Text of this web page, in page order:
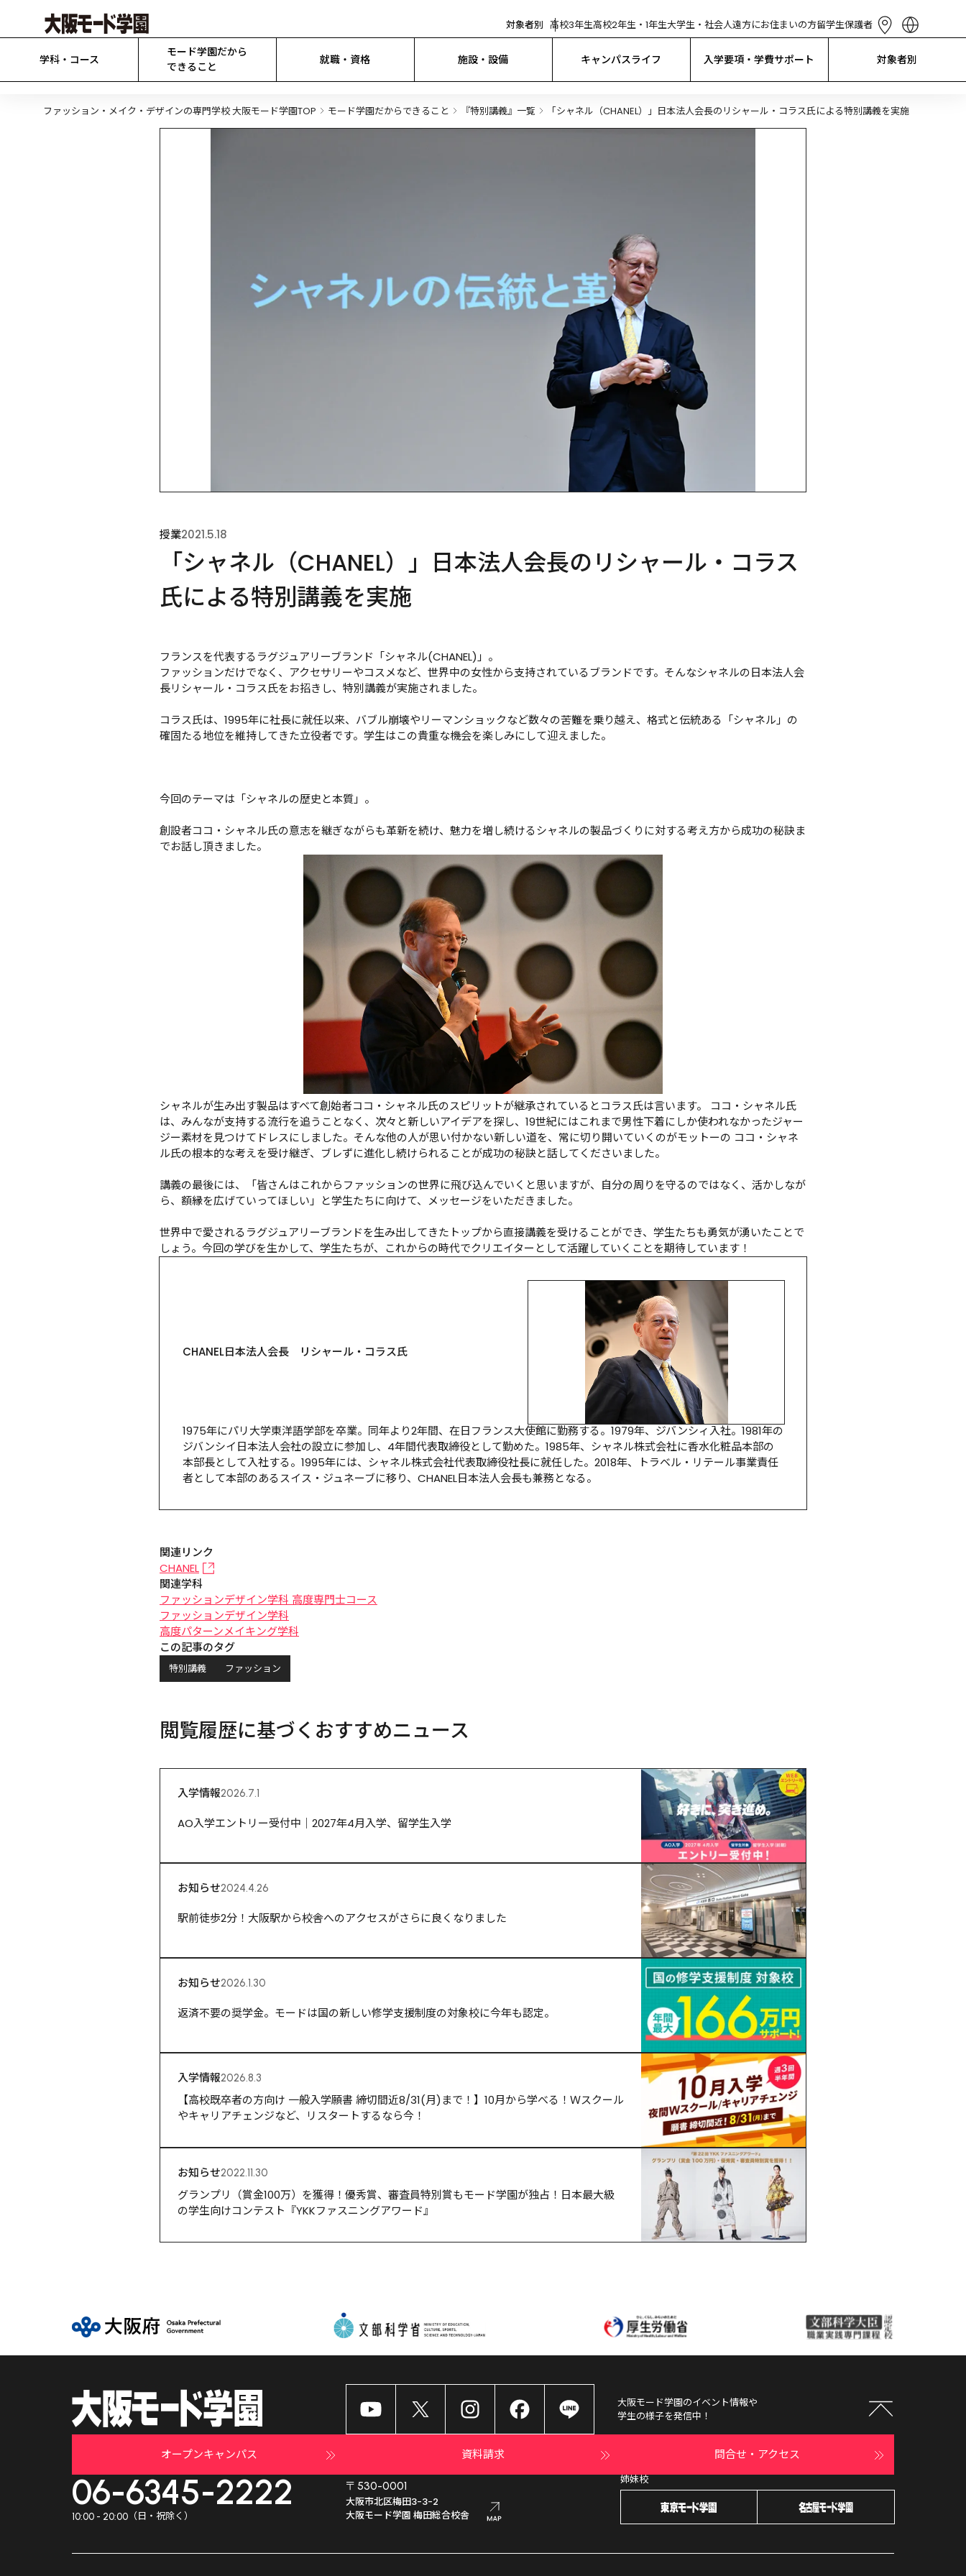
対象者別 高校3年生高校2年生・1年生大学生・社会人遠方にお住まいの方留学生保護者
简体中文
Bahasa
学科・コース
モード学園だから
できること
就職・資格 施設・設備 キャンパスライフ 入学要項・学費サポート 対象者別
ファッション・メイク・デザインの専門学校 大阪モード学園TOP モード学園だからできること 『特別講義』一覧 「シャネル（CHANEL）」日本法人会長のリシャール・コラス氏による特別講義を実施
授業2021.5.18
「シャネル（CHANEL）」日本法人会長のリシャール・コラス
氏による特別講義を実施
フランスを代表するラグジュアリーブランド「シャネル(CHANEL)」。
ファッションだけでなく、アクセサリーやコスメなど、世界中の女性から支持されているブランドです。そんなシャネルの日本法人会
長リシャール・コラス氏をお招きし、特別講義が実施されました。
コラス氏は、1995年に社長に就任以来、バブル崩壊やリーマンショックなど数々の苦難を乗り越え、格式と伝統ある「シャネル」の
確固たる地位を維持してきた立役者です。学生はこの貴重な機会を楽しみにして迎えました。
今回のテーマは「シャネルの歴史と本質」。
創設者ココ・シャネル氏の意志を継ぎながらも革新を続け、魅力を増し続けるシャネルの製品づくりに対する考え方から成功の秘訣ま
でお話し頂きました。
シャネルが生み出す製品はすべて創始者ココ・シャネル氏のスピリットが継承されているとコラス氏は言います。 ココ・シャネル氏
は、みんなが支持する流行を追うことなく、次々と新しいアイデアを探し、19世紀にはこれまで男性下着にしか使われなかったジャー
ジー素材を見つけてドレスにしました。そんな他の人が思い付かない新しい道を、常に切り開いていくのがモットーの ココ・シャネ
ル氏の根本的な考えを受け継ぎ、ブレずに進化し続けられることが成功の秘訣と話してくださいました。
講義の最後には、「皆さんはこれからファッションの世界に飛び込んでいくと思いますが、自分の周りを守るのではなく、活かしなが
ら、額縁を広げていってほしい」と学生たちに向けて、メッセージをいただきました。
世界中で愛されるラグジュアリーブランドを生み出してきたトップから直接講義を受けることができ、学生たちも勇気が湧いたことで
しょう。今回の学びを生かして、学生たちが、これからの時代でクリエイターとして活躍していくことを期待しています！
CHANEL日本法人会長　リシャール・コラス氏
1975年にパリ大学東洋語学部を卒業。同年より2年間、在日フランス大使館に勤務する。1979年、ジバンシィ入社。1981年の
ジバンシイ日本法人会社の設立に参加し、4年間代表取締役として勤めた。1985年、シャネル株式会社に香水化粧品本部の
本部長として入社する。1995年には、シャネル株式会社代表取締役社長に就任した。2018年、トラベル・リテール事業責任
者として本部のあるスイス・ジュネーブに移り、CHANEL日本法人会長も兼務となる。
関連リンク
CHANEL
関連学科
ファッションデザイン学科 高度専門士コース
ファッションデザイン学科
高度パターンメイキング学科
この記事のタグ
特別講義 ファッション
閲覧履歴に基づくおすすめニュース
入学情報2026.7.1
AO入学エントリー受付中｜2027年4月入学、留学生入学
お知らせ2024.4.26
駅前徒歩2分！大阪駅から校舎へのアクセスがさらに良くなりました
お知らせ2026.1.30
返済不要の奨学金。モードは国の新しい修学支援制度の対象校に今年も認定。
入学情報2026.8.3
【高校既卒者の方向け 一般入学願書 締切間近8/31(月)まで！】10月から学べる！Ｗスクール
やキャリアチェンジなど、リスタートするなら今！
お知らせ2022.11.30
グランプリ（賞金100万）を獲得！優秀賞、審査員特別賞もモード学園が独占！日本最大級
の学生向けコンテスト『YKKファスニングアワード』
大阪モード学園のイベント情報や
学生の様子を発信中！
オープンキャンパス 資料請求 問合せ・アクセス
06-6345-2222
10:00 - 20:00 （日・祝除く）
〒530-0001
大阪市北区梅田3-3-2
大阪モード学園 梅田総合校舎
姉妹校